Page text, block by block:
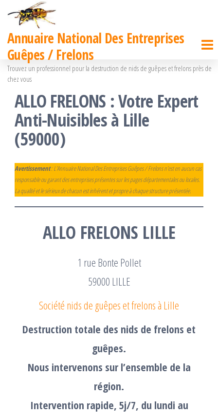
Passer
contenu
Annuaire National Des Entreprises
Guêpes / Frelons
Trouvez un professionnel pour la destruction de nids de guêpes et frelons près de
chez vous
ALLO FRELONS : Votre Expert
Anti-Nuisibles à Lille
(59000)
Avertissement: L’Annuaire National Des Entreprises Guêpes / Frelons n’est en aucun cas
responsable ou garant des entreprises présentes sur les pages départementales ou locales.
La qualité et le sérieux de chacun est inhérent et propre à chaque structure présentée.
ALLO FRELONS LILLE
1 rue Bonte Pollet
59000 LILLE
Société nids de guêpes et frelons à Lille
Destruction totale des nids de frelons et
guêpes.
Nous intervenons sur l’ensemble de la
région.
Intervention rapide, 5j/7, du lundi au